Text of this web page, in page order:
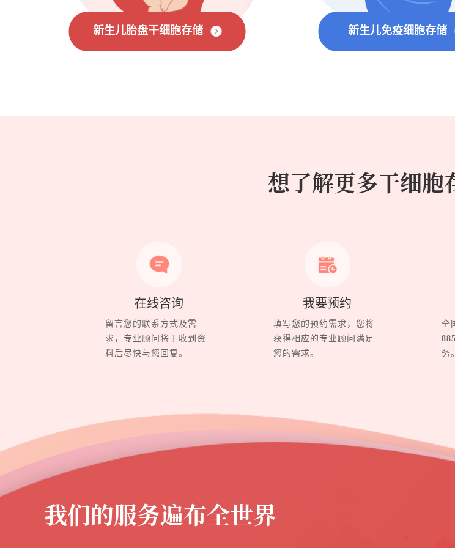
新生儿胎盘干细胞存储 新生儿免疫细胞存储
想了解更多干细胞
在线咨询
留言您的联系方式及需
求，专业顾问将于收到资
料后尽快与您回复。
我要预约
填写您的预约需求，您将
获得相应的专业顾问满足
您的需求。
全
务。
我们的服务遍布全世界